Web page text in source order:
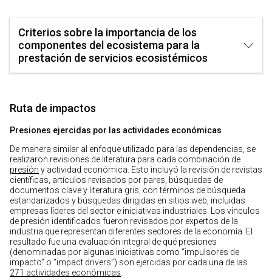
Criterios sobre la importancia de los
componentes del ecosistema para la
prestación de servicios ecosistémicos
Ruta de impactos
Presiones ejercidas por las actividades económicas
De manera similar al enfoque utilizado para las dependencias, se
realizaron revisiones de literatura para cada combinación de
presión y actividad económica. Esto incluyó la revisión de revistas
científicas, artículos revisados por pares, búsquedas de
documentos clave y literatura gris, con términos de búsqueda
estandarizados y búsquedas dirigidas en sitios web, incluidas
empresas líderes del sector e iniciativas industriales. Los vínculos
de presión identificados fueron revisados por expertos de la
industria que representan diferentes sectores de la economía. El
resultado fue una evaluación integral de qué presiones
(denominadas por algunas iniciativas como “impulsores de
impacto” o “impact drivers”) son ejercidas por cada una de las
271 actividades económicas